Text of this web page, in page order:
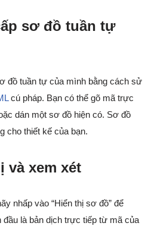
sơ đồ tuần tự
đồ tuần tự của mình bằng cách sử
cú pháp. Bạn có thể gõ mã trực
dán một sơ đồ hiện có. Sơ đồ
cho thiết kế của bạn.
và xem xét
nhấp vào “Hiển thị sơ đồ” để
là bản dịch trực tiếp từ mã của